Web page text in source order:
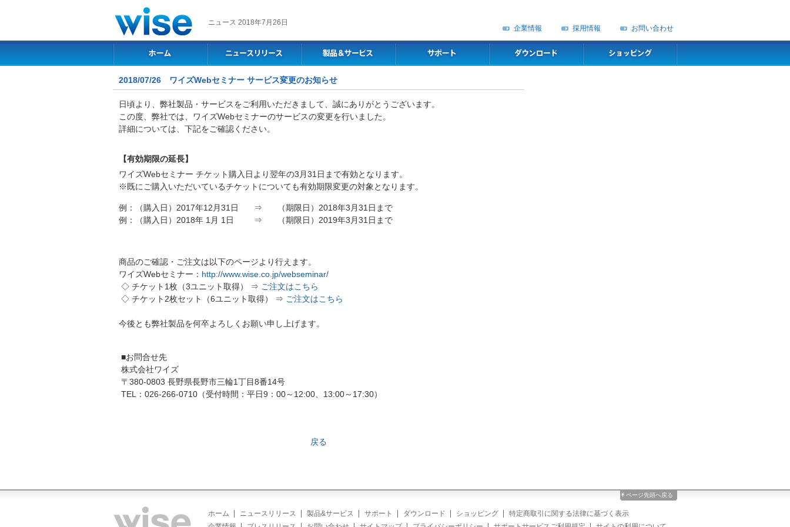
ニュース 2018年7月26日
企業情報 採用情報 お問い合わせ
2018/07/26 ワイズWebセミナー サービス変更のお知らせ
日頃より、弊社製品・サービスをご利用いただきまして、誠にありがとうございます。
この度、弊社では、ワイズWebセミナーのサービスの変更を行いました。
詳細については、下記をご確認ください。
【有効期限の延長】
ワイズWebセミナー チケット購入日より翌年の3月31日まで有効となります。
※既にご購入いただいているチケットについても有効期限変更の対象となります。
例：（購入日）2017年12月31日 ⇒
（期限日）2018年3月31日まで
例：（購入日）2018年 1月 1日
⇒ （期限日）2019年3月31日まで
商品のご確認・ご注文は以下のページより行えます。
ワイズWebセミナー： http://www.wise.co.jp/webseminar/
◇ チケット1枚（3ユニット取得） ⇒ ご注文はこちら
◇ チケット2枚セット（6ユニット取得） ⇒ ご注文はこちら
今後とも弊社製品を何卒よろしくお願い申し上げます。
■お問合せ先
株式会社ワイズ
〒380-0803 長野県長野市三輪1丁目8番14号
TEL：026-266-0710（受付時間：平日9：00～12:00、13:00～17:30）
戻る
ページ先頭へ戻る
ホーム ニュースリリース 製品&サービス サポート ダウンロード ショッピング
特定商取引に関する法律に基づく表示